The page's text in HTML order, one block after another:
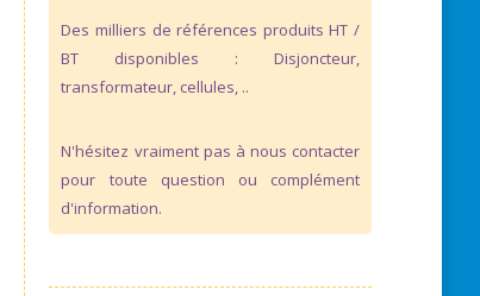
Des milliers de références produits HT /
BT disponibles : Disjoncteur,
transformateur, cellules, ..
N'hésitez vraiment pas à nous contacter
pour toute question ou complément
d'information.